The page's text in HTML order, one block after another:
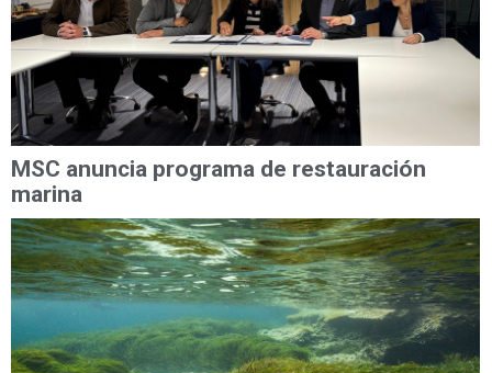
MSC anuncia programa de restauración
marina